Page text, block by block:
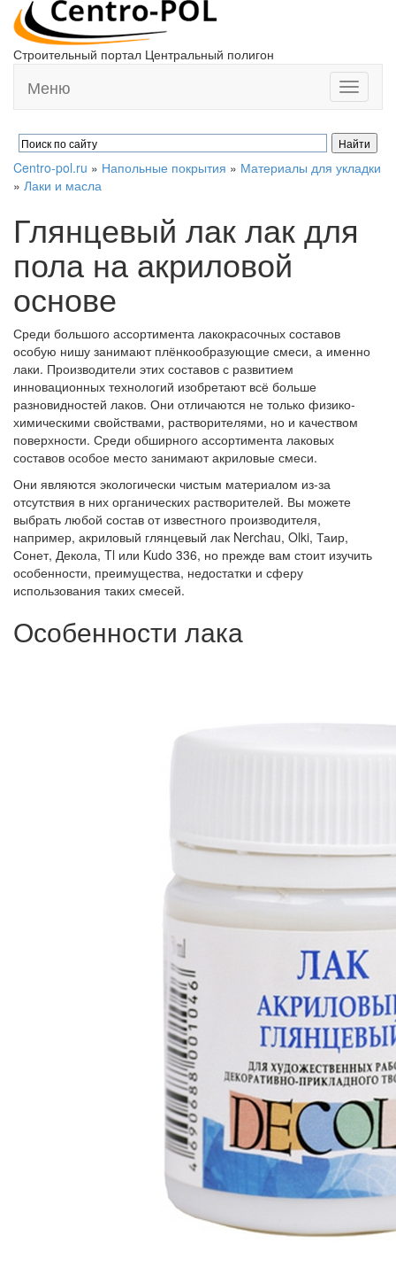
Строительный портал Центральный полигон
Toggle
Меню
Centro-pol.ru » Напольные покрытия » Материалы для укладки
» Лаки и масла
Глянцевый лак лак для
пола на акриловой
основе
Среди большого ассортимента лакокрасочных составов
особую нишу занимают плёнкообразующие смеси, а именно
лаки. Производители этих составов с развитием
инновационных технологий изобретают всё больше
разновидностей лаков. Они отличаются не только физико-
химическими свойствами, растворителями, но и качеством
поверхности. Среди обширного ассортимента лаковых
составов особое место занимают акриловые смеси.
Они являются экологически чистым материалом из-за
отсутствия в них органических растворителей. Вы можете
выбрать любой состав от известного производителя,
например, акриловый глянцевый лак Nerchau, Olki, Таир,
Сонет, Декола, Tl или Kudo 336, но прежде вам стоит изучить
особенности, преимущества, недостатки и сферу
использования таких смесей.
Особенности лака